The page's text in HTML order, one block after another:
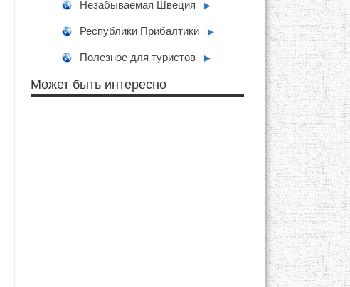
Незабываемая Швеция ►
Республики Прибалтики ►
Полезное для туристов ►
Может быть интересно